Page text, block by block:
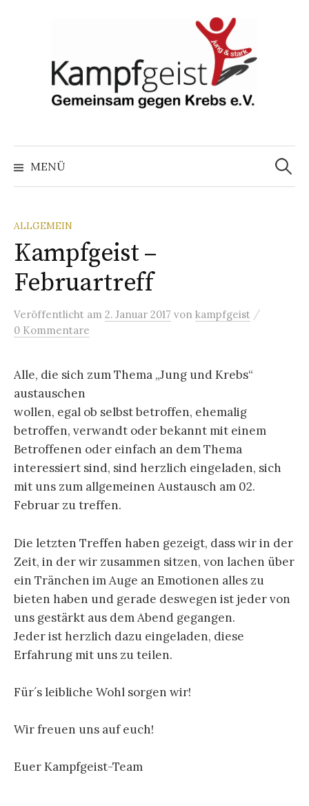
MENÜ
Suchen
nach:
ALLGEMEIN
Kampfgeist –
Februartreff
Veröffentlicht am 2. Januar 2017 von kampfgeist /
0 Kommentare
Alle, die sich zum Thema „Jung und Krebs“
austauschen
wollen, egal ob selbst betroffen, ehemalig
betroffen, verwandt oder bekannt mit einem
Betroffenen oder einfach an dem Thema
interessiert sind, sind herzlich eingeladen, sich
mit uns zum allgemeinen Austausch am 02.
Februar zu treffen.
Die letzten Treffen haben gezeigt, dass wir in der
Zeit, in der wir zusammen sitzen, von lachen über
ein Tränchen im Auge an Emotionen alles zu
bieten haben und gerade deswegen ist jeder von
uns gestärkt aus dem Abend gegangen.
Jeder ist herzlich dazu eingeladen, diese
Erfahrung mit uns zu teilen.
Für´s leibliche Wohl sorgen wir!
Wir freuen uns auf euch!
Euer Kampfgeist-Team